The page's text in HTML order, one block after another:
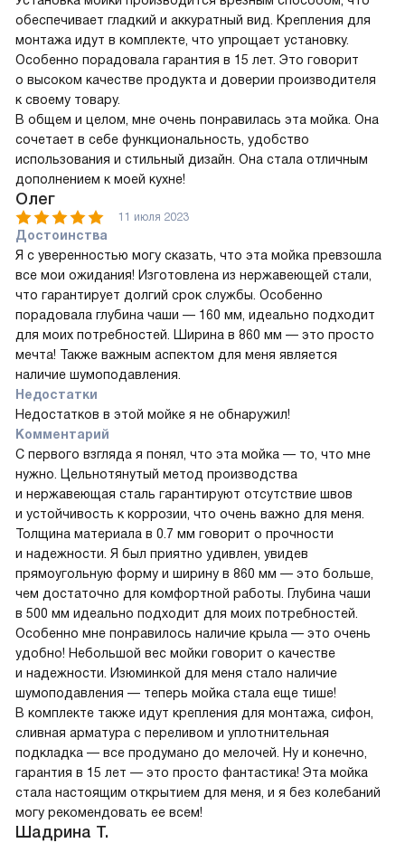
обеспечивает гладкий и аккуратный вид. Крепления для
монтажа идут в комплекте, что упрощает установку.
Особенно порадовала гарантия в 15 лет. Это говорит
о высоком качестве продукта и доверии производителя
к своему товару.
В общем и целом, мне очень понравилась эта мойка. Она
сочетает в себе функциональность, удобство
использования и стильный дизайн. Она стала отличным
дополнением к моей кухне!
Олег
11 июля 2023
Достоинства
Я с уверенностью могу сказать, что эта мойка превзошла
все мои ожидания! Изготовлена из нержавеющей стали,
что гарантирует долгий срок службы. Особенно
порадовала глубина чаши — 160 мм, идеально подходит
для моих потребностей. Ширина в 860 мм — это просто
мечта! Также важным аспектом для меня является
наличие шумоподавления.
Недостатки
Недостатков в этой мойке я не обнаружил!
Комментарий
С первого взгляда я понял, что эта мойка — то, что мне
нужно. Цельнотянутый метод производства
и нержавеющая сталь гарантируют отсутствие швов
и устойчивость к коррозии, что очень важно для меня.
Толщина материала в 0.7 мм говорит о прочности
и надежности. Я был приятно удивлен, увидев
прямоугольную форму и ширину в 860 мм — это больше,
чем достаточно для комфортной работы. Глубина чаши
в 500 мм идеально подходит для моих потребностей.
Особенно мне понравилось наличие крыла — это очень
удобно! Небольшой вес мойки говорит о качестве
и надежности. Изюминкой для меня стало наличие
шумоподавления — теперь мойка стала еще тише!
В комплекте также идут крепления для монтажа, сифон,
сливная арматура с переливом и уплотнительная
подкладка — все продумано до мелочей. Ну и конечно,
гарантия в 15 лет — это просто фантастика! Эта мойка
стала настоящим открытием для меня, и я без колебаний
могу рекомендовать ее всем!
Шадрина Т.